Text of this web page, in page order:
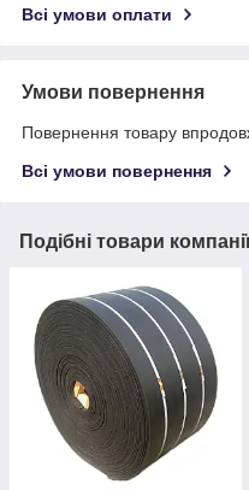
Всі умови оплати
Умови повернення
Повернення товару
Всі умови повернення
Подібні товари